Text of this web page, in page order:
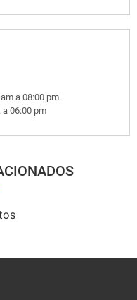
a 08:00 pm.
a 06:00 pm